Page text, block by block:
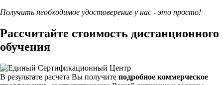
Получить необходимое удостоверение у нас - это просто!
Рассчитайте стоимость дистанционного
обучения
В результате расчета Вы получите подробное коммерческое